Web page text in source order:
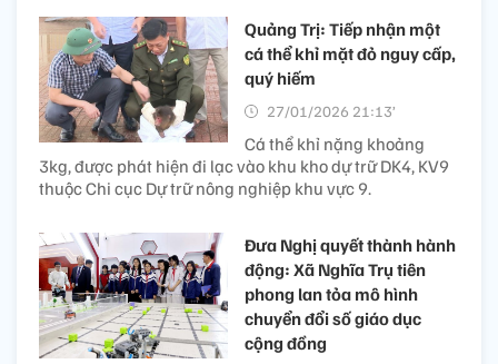
Quảng Trị: Tiếp nhận một
cá thể khỉ mặt đỏ nguy cấp,
quý hiếm
27/01/2026 21:13’
Cá thể khỉ nặng khoảng
3kg, được phát hiện đi lạc vào khu kho dự trữ DK4, KV9
thuộc Chi cục Dự trữ nông nghiệp khu vực 9.
Đưa Nghị quyết thành hành
động: Xã Nghĩa Trụ tiên
phong lan tỏa mô hình
chuyển đổi số giáo dục
cộng đồng